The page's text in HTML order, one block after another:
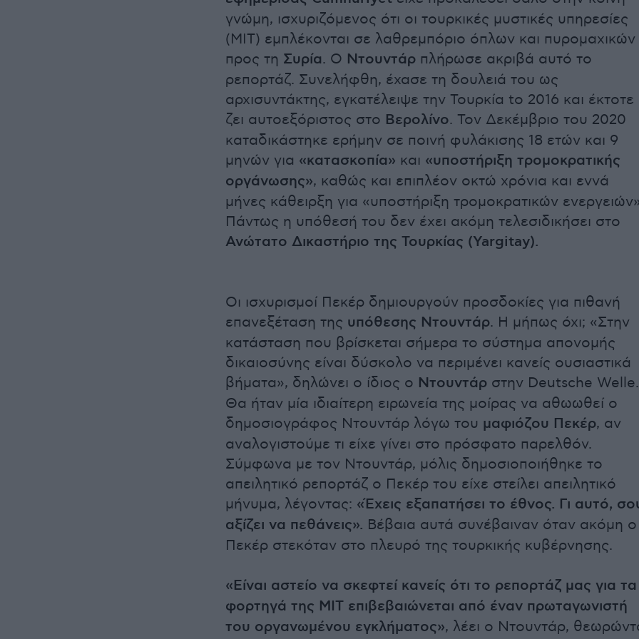
γνώμη, ισχυριζόμενος ότι οι τουρκικές μυστικές υπηρεσίες
(MIT) εμπλέκονται σε λαθρεμπόριο όπλων και πυρομαχικών
προς τη Συρία. Ο Ντουντάρ πλήρωσε ακριβά αυτό το
ρεπορτάζ. Συνελήφθη, έχασε τη δουλειά του ως
αρχισυντάκτης, εγκατέλειψε την Τουρκία to 2016 και έκτοτε
ζει αυτοεξόριστος στο Βερολίνο. Τον Δεκέμβριο του 2020
καταδικάστηκε ερήμην σε ποινή φυλάκισης 18 ετών και 9
μηνών για «κατασκοπία» και «υποστήριξη τρομοκρατικής
οργάνωσης», καθώς και επιπλέον οκτώ χρόνια και εννά
μήνες κάθειρξη για «υποστήριξη τρομοκρατικών
Πάντως η υπόθεσή του δεν έχει ακόμη τελεσιδικήσει στο
Ανώτατο Δικαστήριο της Τουρκίας (Yargitay).
Οι ισχυρισμοί Πεκέρ δημιουργούν προσδοκίες για πιθανή
επανεξέταση της υπόθεσης Ντουντάρ. Η μήπως όχι; «Στην
κατάσταση που βρίσκεται σήμερα το σύστημα απονομής
δικαιοσύνης είναι δύσκολο να περιμένει κανείς ουσιαστικά
βήματα», δηλώνει ο ίδιος ο Ντουντάρ στην Deutsche Welle.
Θα ήταν μία ιδιαίτερη ειρωνεία της μοίρας να αθωωθεί ο
δημοσιογράφος Ντουντάρ λόγω του μαφιόζου Πεκέρ, αν
αναλογιστούμε τι είχε γίνει στο πρόσφατο παρελθόν.
Σύμφωνα με τον Ντουντάρ, μόλις δημοσιοποιήθηκε το
απειλητικό ρεπορτάζ ο Πεκέρ του είχε στείλει απειλητικό
μήνυμα, λέγοντας: «Έχεις εξαπατήσει το έθνος. Γι αυτό,
αξίζει να πεθάνεις». Βέβαια αυτά συνέβαιναν όταν ακόμη ο
Πεκέρ στεκόταν στο πλευρό της τουρκικής κυβέρνησης.
«Είναι αστείο να σκεφτεί κανείς ότι το ρεπορτάζ μας για τα
φορτηγά της MIT επιβεβαιώνεται από έναν πρωταγωνιστή
του οργανωμένου εγκλήματος», λέει ο Ντουντάρ,